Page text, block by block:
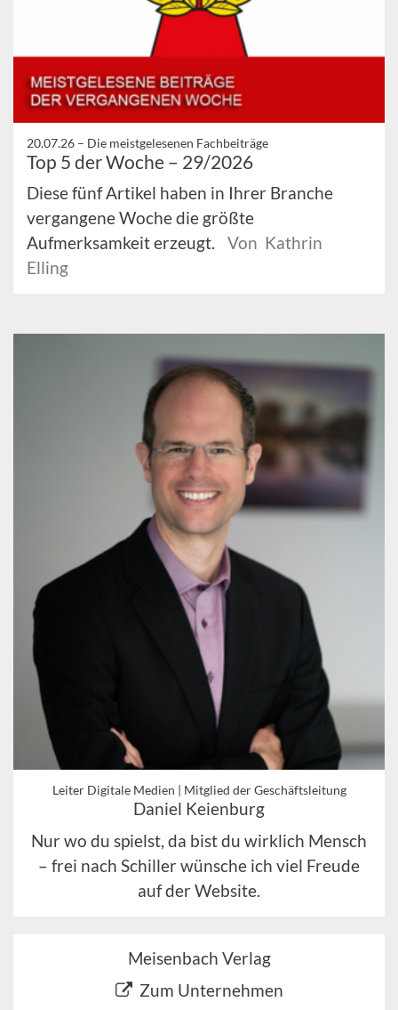
20.07.26 – Die meistgelesenen Fachbeiträge
Top 5 der Woche – 29/2026
Diese fünf Artikel haben in Ihrer Branche
vergangene Woche die größte
Aufmerksamkeit erzeugt.
Von Kathrin
Elling
Leiter Digitale Medien | Mitglied der Geschäftsleitung
Daniel Keienburg
Nur wo du spielst, da bist du wirklich Mensch
– frei nach Schiller wünsche ich viel Freude
auf der Website.
Meisenbach Verlag
Zum Unternehmen